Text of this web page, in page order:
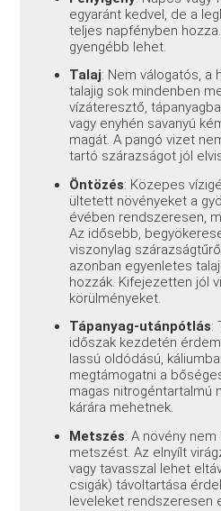
egyaránt kedvel, de a
teljes napfényben
gyengébb lehet.
Talaj: Nem válogatós, a
talajig sok mindenben
vízáteresztő,
vagy enyhén savanyú
magát. A pangó vizet
tartó szárazságot jól
Öntözés: Közepes
ültetett növényeket a
évében rendszeresen,
Az idősebb,
viszonylag
azonban egyenletes
hozzák. Kifejezetten jól
körülményeket.
Tápanyag-utánpótlás:
időszak kezdetén
lassú oldódású,
megtámogatni a
magas nitrogéntartalmú
kárára mehetnek.
Metszés: A növény
metszést. Az elnyílt
vagy tavasszal lehet
csigák) távoltartása
leveleket rendszeresen